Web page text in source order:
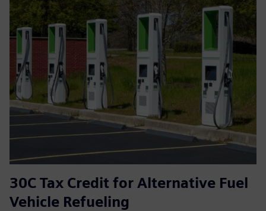
30C Tax Credit for Alternative Fuel
Vehicle Refueling